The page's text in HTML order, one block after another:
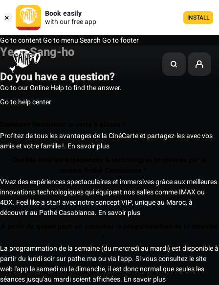
Book easily
with our free app
INSTALL
Go to contentGo to menuSearchGo to footer
Yeon Sang-ho
Do you have a question?
Go to our Online Help to find the answer.
Go to help center
Profitez de tous les avantages de la CinéCarte et partagez-les avec vos
amis et votre famille !. En savoir plus
Vivez des expériences spectaculaires et immersives grâce aux meilleures
innovations technologiques qui équipent nos salles comme IMAX ou
4DX. Feel like a star! avec notre concept VIP, unique au Maroc, à
découvrir au Pathé Casablanca. En savoir plus
La programmation de la semaine (du mercredi au mardi) est disponible à
partir du lundi soir sur pathe.ma ou via l'app. Si vous consultez le site
web l'app le samedi ou le dimanche, il est donc normal que seules les
séances jusqu'au mardi soient affichées. En savoir plus